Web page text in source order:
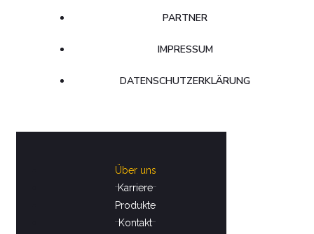
PARTNER
IMPRESSUM
DATENSCHUTZERKLÄRUNG
Über uns
Karriere
Produkte
Kontakt